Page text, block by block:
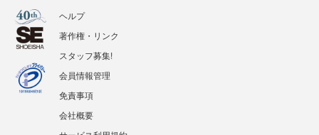
ヘルプ
著作権・リンク
スタッフ募集!
会員情報管理
免責事項
会社概要